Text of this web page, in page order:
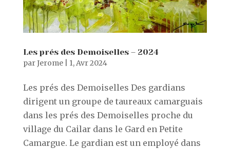
Les prés des Demoiselles – 2024
parJerome| 1, Avr 2024
Les prés des Demoiselles Des gardians
dirigent un groupe de taureaux camarguais
dans les prés des Demoiselles proche du
village du Cailar dans le Gard en Petite
Camargue. Le gardian est un employé dans